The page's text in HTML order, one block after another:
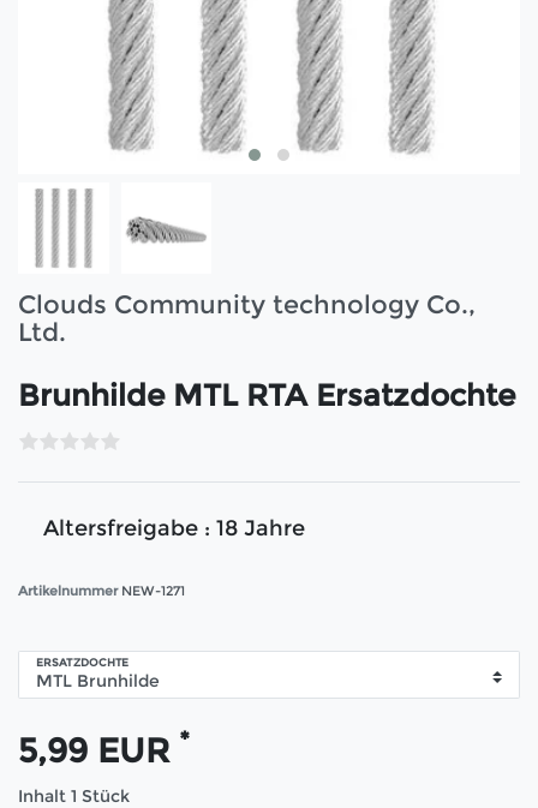
Clouds Community technology Co.,
Ltd.
Brunhilde MTL RTA Ersatzdochte
Altersfreigabe : 18 Jahre
Artikelnummer NEW-1271
ERSATZDOCHTE
5,99 EUR *
Inhalt 1 Stück